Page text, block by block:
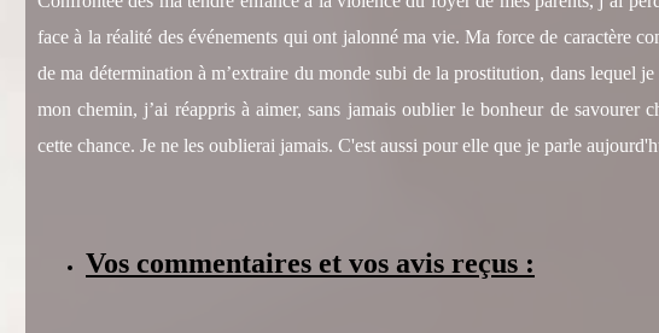
face à la réalité des événements qui ont jalonné ma vie. Ma force de caractère
de ma détermination à m’extraire du monde subi de la prostitution, dans lequel
mon chemin, j’ai réappris à aimer, sans jamais oublier le bonheur de savourer
cette chance. Je ne les oublierai jamais. C'est aussi pour elle que je parle
Vos commentaires et vos avis reçus :